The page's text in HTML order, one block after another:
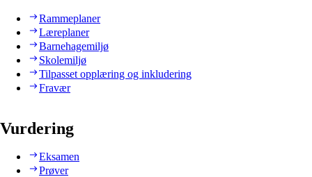
Rammeplaner
Læreplaner
Barnehagemiljø
Skolemiljø
Tilpasset opplæring og inkludering
Fravær
Vurdering
Eksamen
Prøver